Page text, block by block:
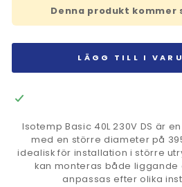
Denna produkt
LÄGG TILL I
Isotemp Basic 40L 230V DS är
med en större diameter på
idealisk för installation i större
kan monteras både
anpassas efter olika